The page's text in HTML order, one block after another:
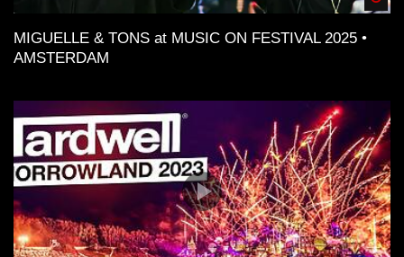
MIGUELLE & TONS at MUSIC ON FESTIVAL 2025 •
AMSTERDAM